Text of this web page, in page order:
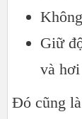
Giữ
và
Đó cũng